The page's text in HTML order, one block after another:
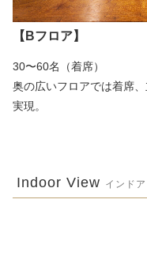
【Bフロア】
30〜60名（着席）
奥の広いフロアでは着席
実現。
Indoor View インド